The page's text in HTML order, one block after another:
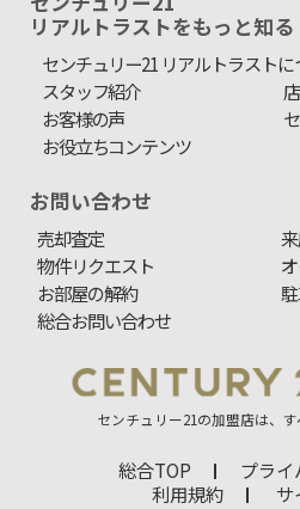
リアルトラストをもっと知る
センチュリー21 リアルトラスト
スタッフ紹介
お客様の声
お役立ちコンテンツ
お問い合わせ
売却査定
物件リクエスト
お部屋の解約
総合お問い合わせ
センチュリー21の加盟店は、す
総合TOP
プライ
利用規約
サ